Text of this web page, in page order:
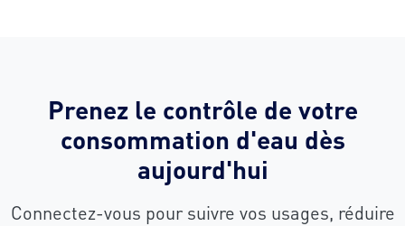
Prenez le contrôle de votre
consommation d'eau dès
aujourd'hui
Connectez-vous pour suivre vos usages, réduire